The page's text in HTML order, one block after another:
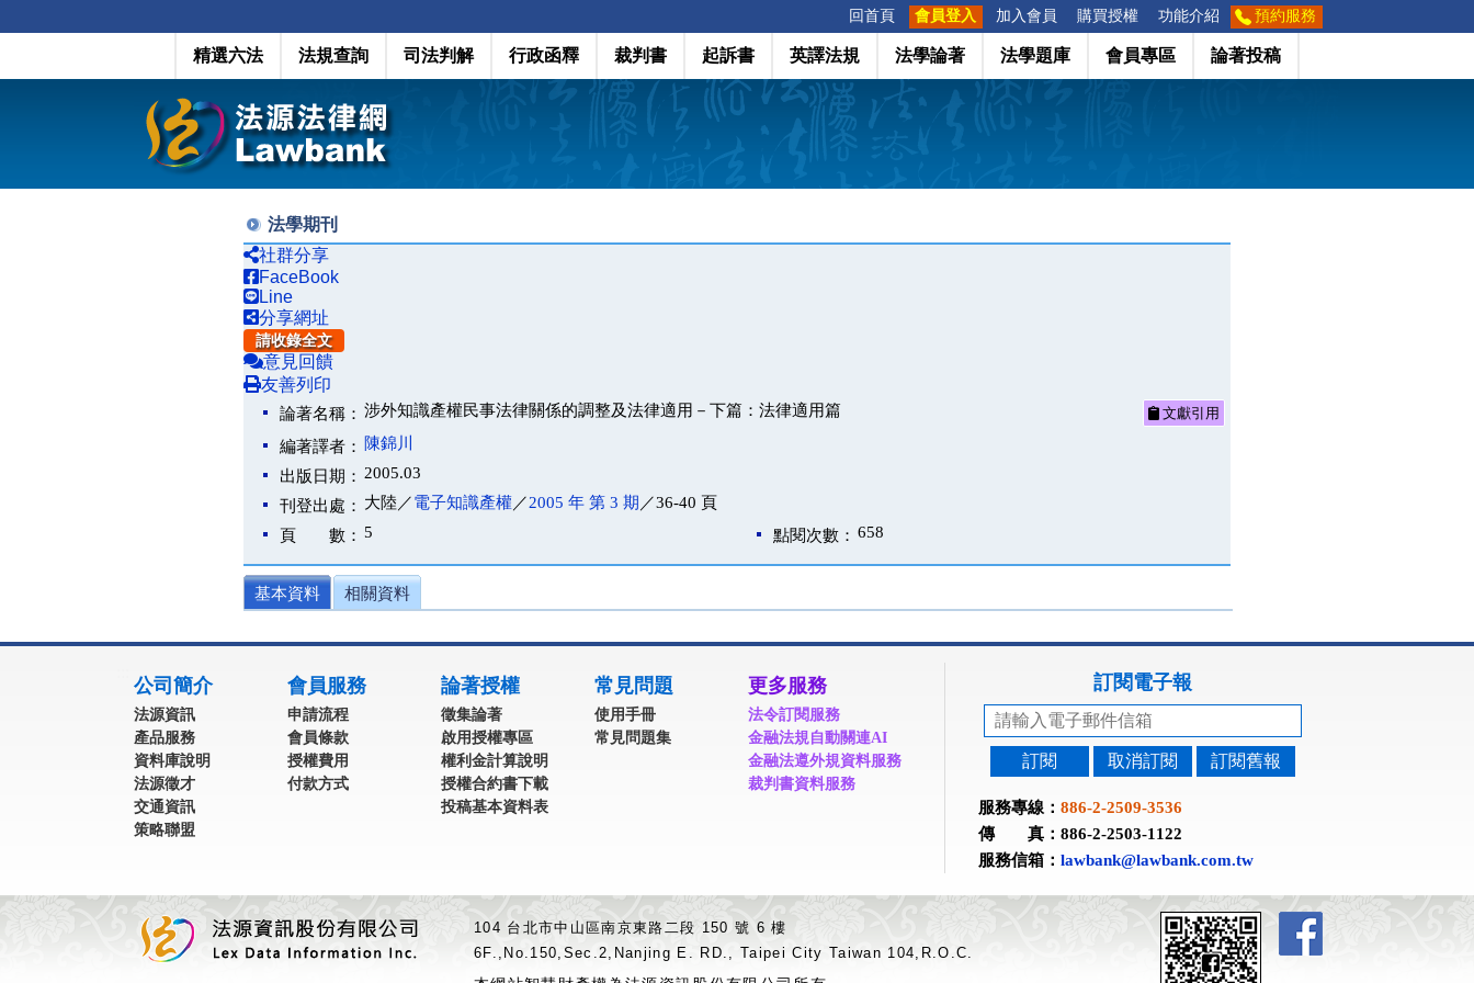
回首頁 會員登入 加入會員 購買授權 功能介紹 預約服務
精選六法 法規查詢 司法判解 行政函釋 裁判書 起訴書 英譯法規 法學論著 法學題庫 會員專區 論著投稿
法學期刊
社群分享
FaceBook
Line
分享網址
請收錄全文
意見回饋
友善列印
論著名稱： 涉外知識產權民事法律關係的調整及法律適用－下篇：法律適用篇 文獻引用
編著譯者：
陳錦川
出版日期： 2005.03
刊登出處： 大陸／電子知識產權／2005 年 第 3 期 ／36-40 頁
頁 數： 5 點閱次數： 658
基本資料 相關資料
公司簡介
法源資訊
產品服務
資料庫說明
法源徵才
交通資訊
策略聯盟
會員服務
申請流程
會員條款
授權費用
付款方式
論著授權
徵集論著
啟用授權專區
權利金計算說明
授權合約書下載
投稿基本資料表
常見問題
使用手冊
常見問題集
更多服務
法令訂閱服務
金融法規自動關連AI
金融法遵外規資料服務
裁判書資料服務
訂閱電子報
訂閱 取消訂閱 訂閱舊報
服務專線： 886-2-2509-3536
傳 真：886-2-2503-1122
服務信箱： lawbank@lawbank.com.tw
104 台北市中山區南京東路二段 150 號 6 樓
6F.,No.150,Sec.2,Nanjing E. RD., Taipei City Taiwan 104,R.O.C.